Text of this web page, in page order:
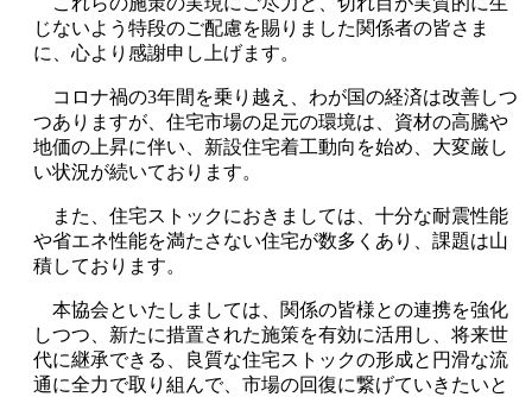
じないよう特段のご配慮を賜りました関係者の皆さま
に、心より感謝申し上げます。
コロナ禍の3年間を乗り越え、わが国の経済は改善しつ
つありますが、住宅市場の足元の環境は、資材の高騰や
地価の上昇に伴い、新設住宅着工動向を始め、大変厳し
い状況が続いております。
また、住宅ストックにおきましては、十分な耐震性能
や省エネ性能を満たさない住宅が数多くあり、課題は山
積しております。
本協会といたしましては、関係の皆様との連携を強化
しつつ、新たに措置された施策を有効に活用し、将来世
代に継承できる、良質な住宅ストックの形成と円滑な流
通に全力で取り組んで、市場の回復に繋げていきたいと